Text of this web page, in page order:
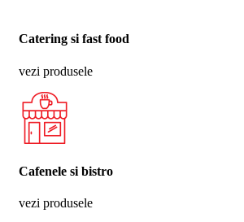
Catering si fast food
vezi produsele
Cafenele si bistro
vezi produsele